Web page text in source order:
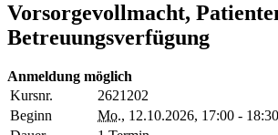
Vorsorgevollmacht,
Betreuungsverfügung
Anmeldung möglich
Kursnr.
2621202
Beginn
Mo., 12.10.2026, 17:00 -